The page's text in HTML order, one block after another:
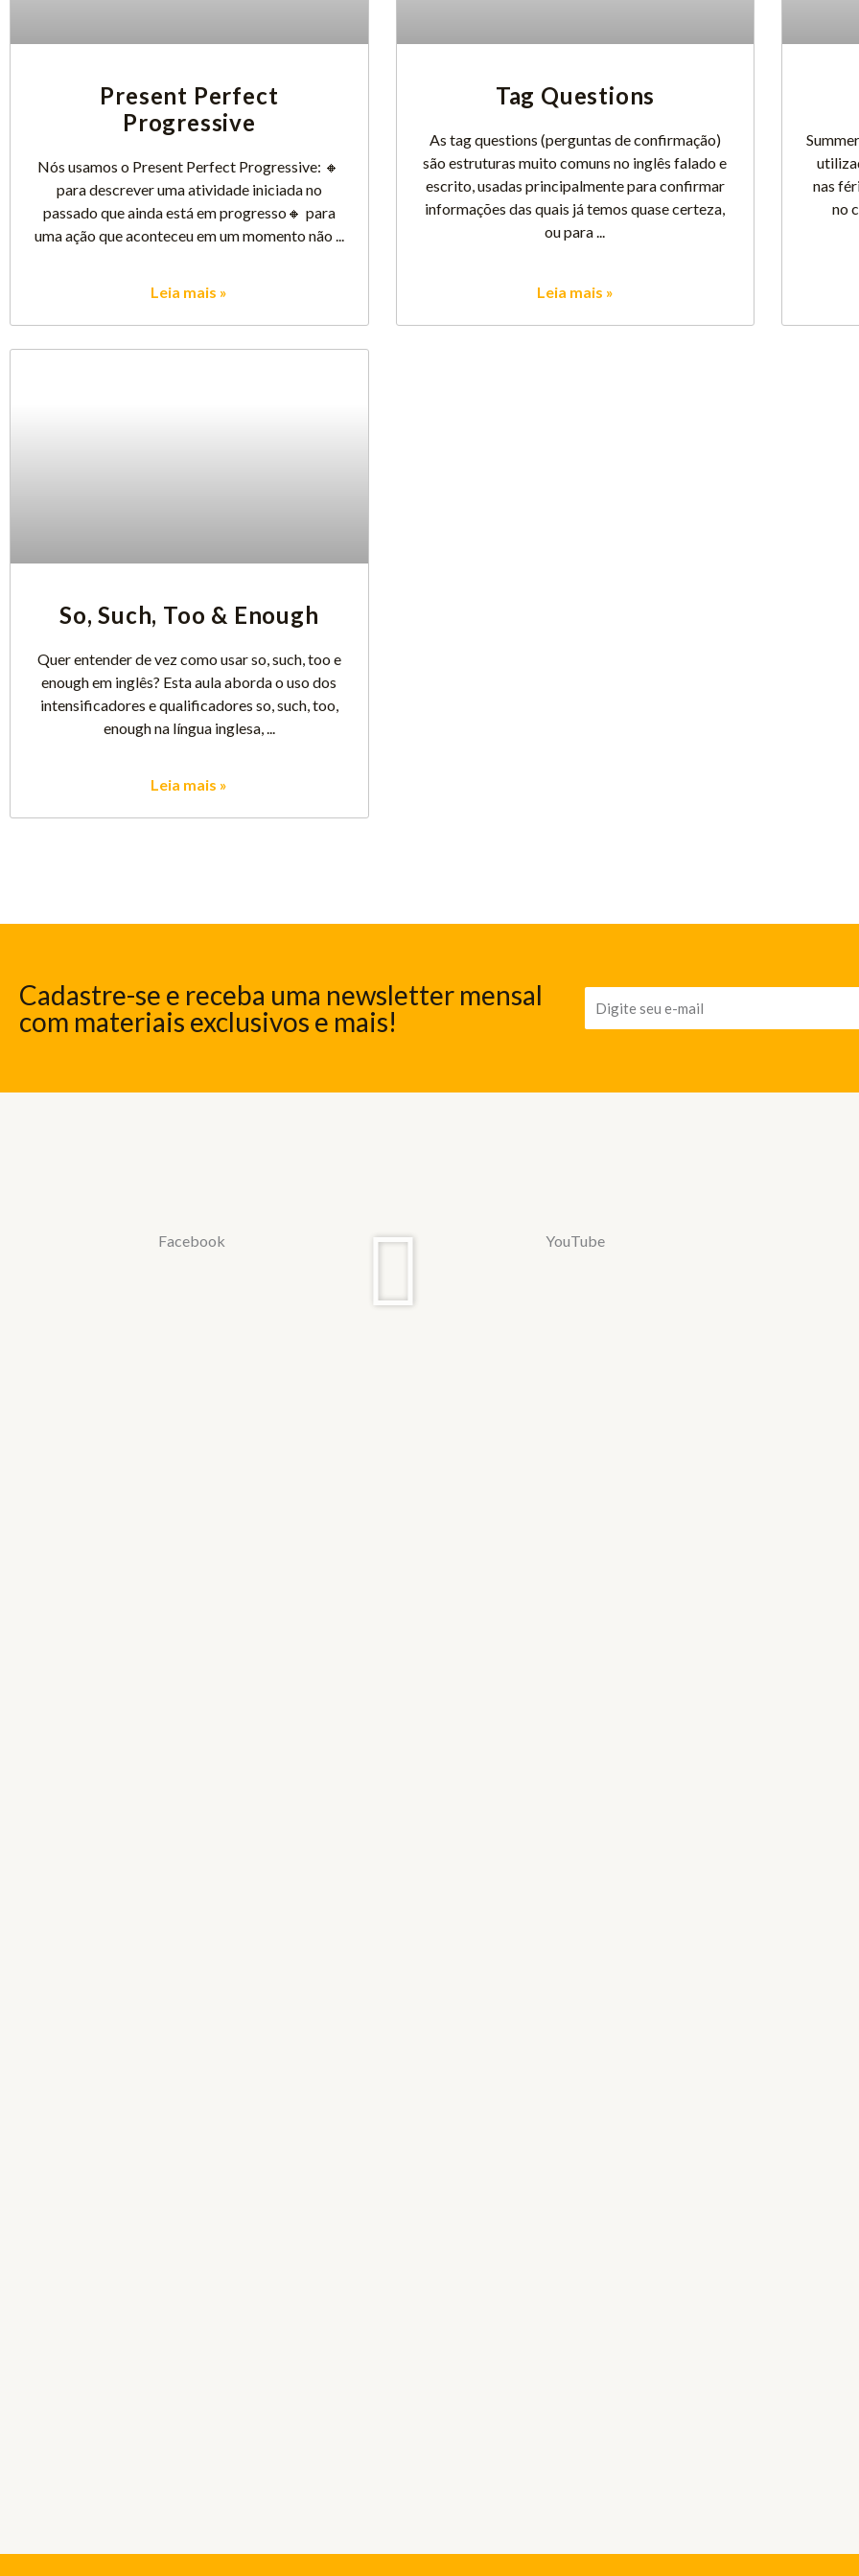
Present Perfect
Progressive
Nós usamos o Present Perfect Progressive: 🔸
para descrever uma atividade iniciada no
passado que ainda está em progresso🔸 para
uma ação que aconteceu em um momento não
Leia mais »
Tag Questions
As tag questions (perguntas de confirmação)
são estruturas muito comuns no inglês falado e
escrito, usadas principalmente para confirmar
informações das quais já temos quase certeza,
ou para
Leia mais »
nas
no
So, Such, Too & Enough
Quer entender de vez como usar so, such, too e
enough em inglês? Esta aula aborda o uso dos
intensificadores e qualificadores so, such, too,
enough na língua inglesa,
Leia mais »
Cadastre-se e receba uma newsletter mensal
com materiais exclusivos e mais!
Facebook YouTube